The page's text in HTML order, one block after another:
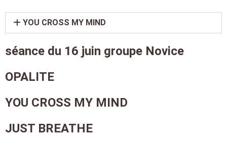
YOU CROSS MY MIND
séance du 16 juin groupe Novice
OPALITE
YOU CROSS MY MIND
JUST BREATHE